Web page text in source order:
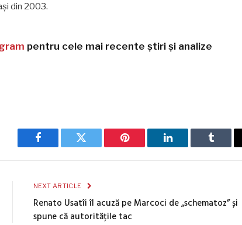
din 2003.
pentru cele mai recente știri și analize
Facebook Twitter Pinterest LinkedIn Tumblr
NEXT ARTICLE
Renato Usatîi îl acuză pe Marcoci de „schematoz” și
spune că autoritățile tac